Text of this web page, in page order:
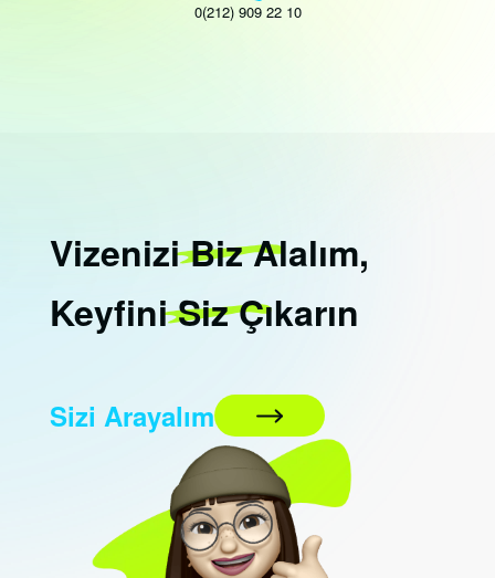
0(212) 909 22 10
VizeniziBizAlalım,
KeyfiniSizÇıkarın
Sizi Arayalım